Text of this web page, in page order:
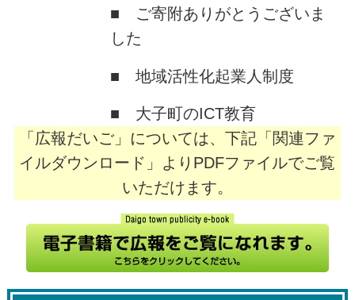
■ ご寄附ありがとうございま
した
■ 地域活性化起業人制度
■ 大子町のICT教育
「広報だいご」については、下記「関連ファ
イルダウンロード」よりPDFファイルでご覧
いただけます。